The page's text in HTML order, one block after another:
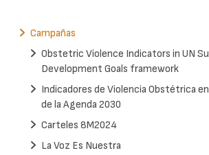
Campañas
Obstetric Violence Indicators in UN
Development Goals framework
Indicadores de Violencia Obstétrica
de la Agenda 2030
Carteles 8M2024
La Voz Es Nuestra